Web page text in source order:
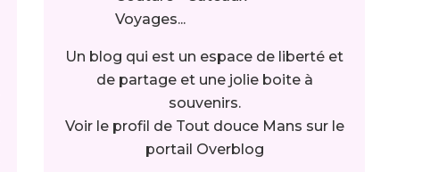
Un blog qui est un espace de liberté et
de partage et une jolie boite à
souvenirs.
Voir le profil de Tout douce Mans sur le
portail Overblog